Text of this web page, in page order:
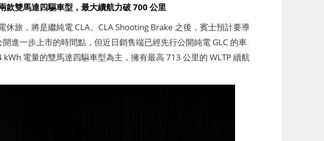
款雙馬達四驅車型，最大續航力破 700 公里
休旅，將是繼純電 CLA、CLA Shooting Brake 之後，賓士預計要導
進一步上市的時間點，但近日銷售端已經先行公開純電 GLC 的車
電量的雙馬達四驅車型為主，擁有最高 713 公里的 WLTP 續航